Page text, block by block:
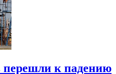
к падению